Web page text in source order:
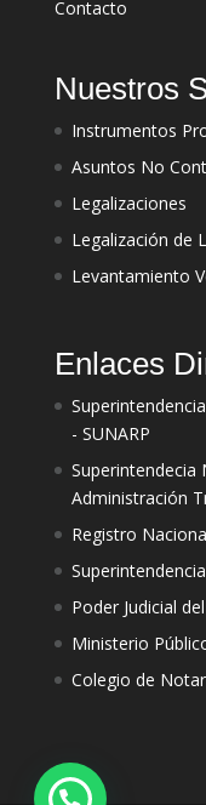
Contacto
Nuestros
Instrumentos
Asuntos No
Legalizaciones
Legalización de
Levantamiento
Enlaces
- SUNARP
Superintendecia
Administración
Registro
Poder Judicial
Ministerio
Colegio de